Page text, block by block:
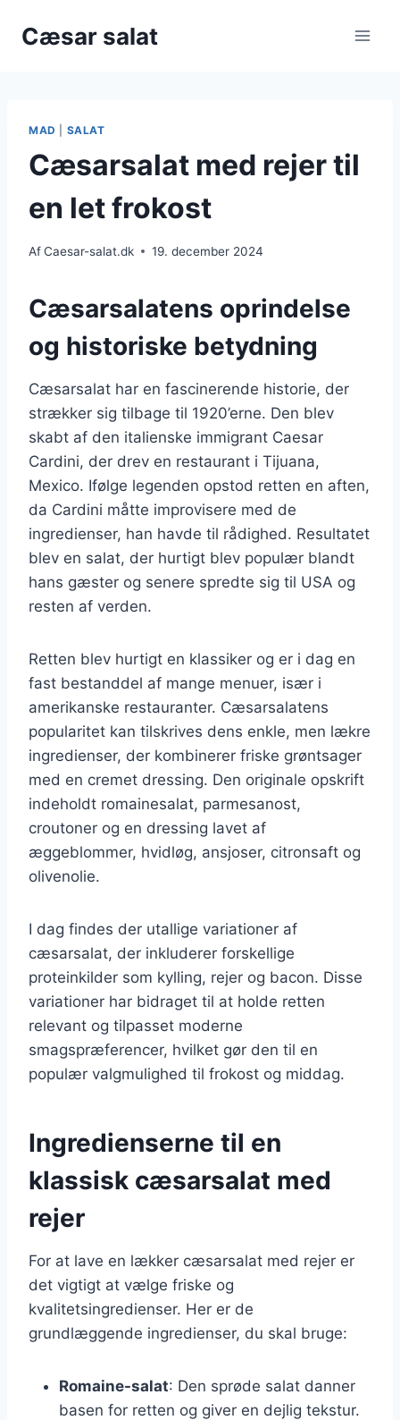
Cæsar salat
MAD SALAT
Cæsarsalat med rejer til
en let frokost
AfCaesar-salat.dk 19. december 2024
Cæsarsalatens oprindelse
og historiske betydning
Cæsarsalat har en fascinerende historie, der
strækker sig tilbage til 1920’erne. Den blev
skabt af den italienske immigrant Caesar
Cardini, der drev en restaurant i Tijuana,
Mexico. Ifølge legenden opstod retten en aften,
da Cardini måtte improvisere med de
ingredienser, han havde til rådighed. Resultatet
blev en salat, der hurtigt blev populær blandt
hans gæster og senere spredte sig til USA og
resten af verden.
Retten blev hurtigt en klassiker og er i dag en
fast bestanddel af mange menuer, især i
amerikanske restauranter. Cæsarsalatens
popularitet kan tilskrives dens enkle, men lækre
ingredienser, der kombinerer friske grøntsager
med en cremet dressing. Den originale opskrift
indeholdt romainesalat, parmesanost,
croutoner og en dressing lavet af
æggeblommer, hvidløg, ansjoser, citronsaft og
olivenolie.
I dag findes der utallige variationer af
cæsarsalat, der inkluderer forskellige
proteinkilder som kylling, rejer og bacon. Disse
variationer har bidraget til at holde retten
relevant og tilpasset moderne
smagspræferencer, hvilket gør den til en
populær valgmulighed til frokost og middag.
Ingredienserne til en
klassisk cæsarsalat med
rejer
For at lave en lækker cæsarsalat med rejer er
det vigtigt at vælge friske og
kvalitetsingredienser. Her er de
grundlæggende ingredienser, du skal bruge:
Romaine-salat: Den sprøde salat danner
basen for retten og giver en dejlig tekstur.